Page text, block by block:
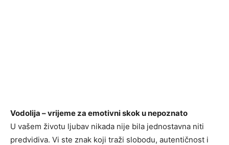
Vodolija – vrijeme za emotivni skok u nepoznato
U vašem životu ljubav nikada nije bila jednostavna niti
predvidiva. Vi ste znak koji traži slobodu, autentičnost i